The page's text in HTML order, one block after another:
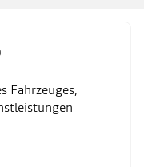
Fahrzeuges,